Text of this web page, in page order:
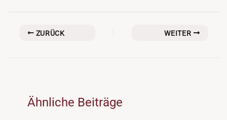
ZURÜCK WEITER
Ähnliche Beiträge